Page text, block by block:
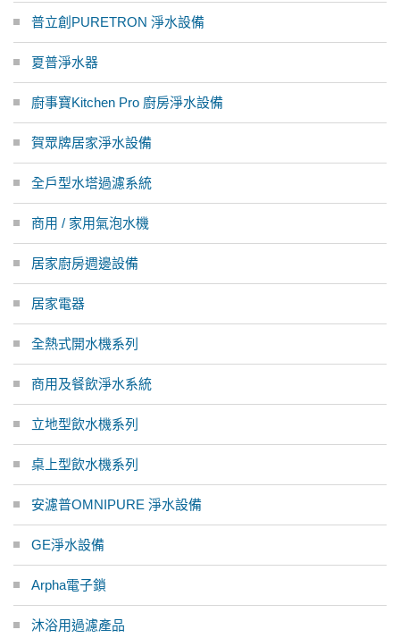
普立創PURETRON 淨水設備
夏普淨水器
廚事寶Kitchen Pro 廚房淨水設備
賀眾牌居家淨水設備
全戶型水塔過濾系統
商用 / 家用氣泡水機
居家廚房週邊設備
居家電器
全熱式開水機系列
商用及餐飲淨水系統
立地型飲水機系列
桌上型飲水機系列
安濾普OMNIPURE 淨水設備
GE淨水設備
Arpha電子鎖
沐浴用過濾產品